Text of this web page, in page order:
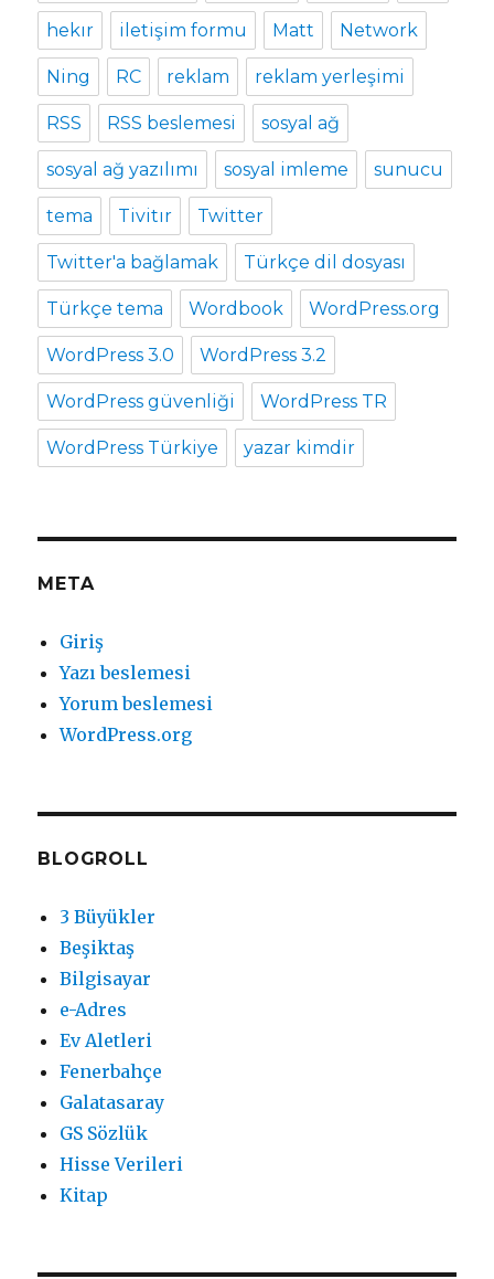
hekır iletişim formu Matt Network
Ning RC reklam reklam yerleşimi
RSS RSS beslemesi sosyal ağ
sosyal ağ yazılımı sosyal imleme sunucu
tema Tivitır Twitter
Twitter'a bağlamak Türkçe dil dosyası
Türkçe tema Wordbook WordPress.org
WordPress 3.0 WordPress 3.2
WordPress güvenliği WordPress TR
WordPress Türkiye yazar kimdir
META
Giriş
Yazı beslemesi
Yorum beslemesi
WordPress.org
BLOGROLL
3 Büyükler
Beşiktaş
Bilgisayar
e-Adres
Ev Aletleri
Fenerbahçe
Galatasaray
GS Sözlük
Hisse Verileri
Kitap